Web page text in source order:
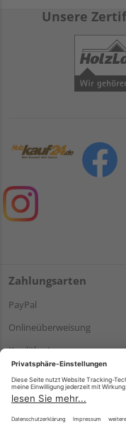
Unsere
Zahlungsarten
PayPal
Onlineüberweisung
Kreditkarte
*Bonität vorausgesetzt